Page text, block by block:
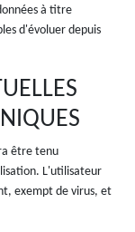
à titre
d'évoluer depuis
être tenu
L'utilisateur
exempt de virus, et